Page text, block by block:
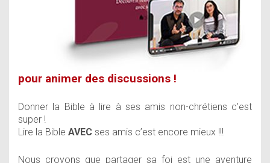
pour animer des discussions !
Donner la Bible à lire à ses amis non-chrétiens c’est
super !
Lire la Bible AVEC ses amis c’est encore mieux !!!
Nous croyons que partager sa foi est une aventure